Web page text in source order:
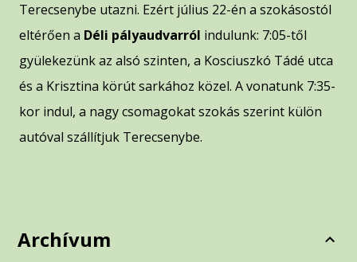
Terecsenybe utazni. Ezért július 22-én a szokásostól
eltérően a Déli pályaudvarról indulunk: 7:05-től
gyülekezünk az alsó szinten, a Kosciuszkó Tádé utca
és a Krisztina körút sarkához közel. A vonatunk 7:35-
kor indul, a nagy csomagokat szokás szerint külön
autóval szállítjuk Terecsenybe.
Archívum